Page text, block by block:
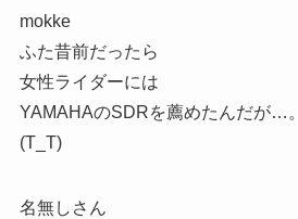
mokke
ふた昔前だったら
女性ライダーには
YAMAHAのSDRを薦めたんだが…。
(T_T)
名無しさん